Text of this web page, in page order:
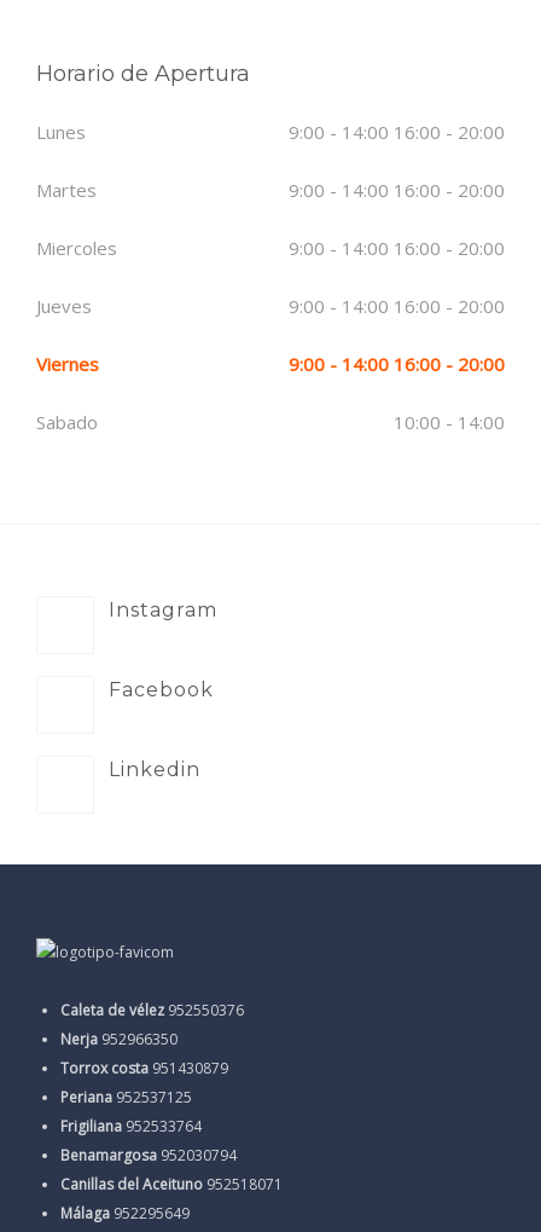
Horario de Apertura
Lunes 9:00 - 14:00 16:00 - 20:00
Martes 9:00 - 14:00 16:00 - 20:00
Miercoles 9:00 - 14:00 16:00 - 20:00
Jueves 9:00 - 14:00 16:00 - 20:00
Viernes 9:00 - 14:00 16:00 - 20:00
Sabado 10:00 - 14:00
Instagram
Facebook
Linkedin
Caleta de vélez 952550376
Nerja 952966350
Torrox costa 951430879
Periana 952537125
Frigiliana 952533764
Benamargosa 952030794
Canillas del Aceituno 952518071
Málaga 952295649